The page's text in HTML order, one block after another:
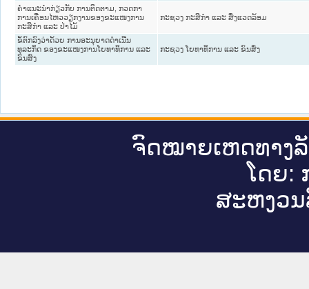
ຄຳແນະນຳກ່ຽວກັບ ການຕິດຕາມ, ກວດກາ
ການເຄື່ອນໄຫວວຽກງານຂອງຂະແໜງການ
ກະສິກຳ ແລະ ປ່າໄມ້
ກະຊວງ ກະສິກຳ ແລະ ສິ່ງແວດລ້ອມ
ຂໍ້ຕົກລົງວ່າດ້ວຍ ການອະນຸຍາດດຳເນີນ
ທຸລະກິດ ຂອງຂະແໜງການໂຍທາທິການ ແລະ
ຂົນສົ່ງ
ກະຊວງ ໂຍທາທິການ ແລະ ຂົນສົ່ງ
ຈົດ​ໝາຍ​ເຫດ​ທາງ​
ໂດຍ:
ສະ​ຫງວນ​